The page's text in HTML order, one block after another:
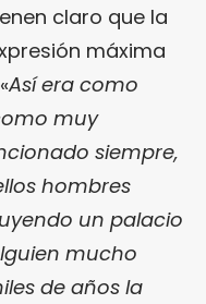
claro que la
máxima
Así era como
muy
siempre,
hombres
un palacio
mucho
de años la